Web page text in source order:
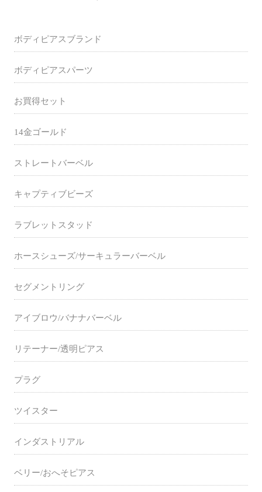
ボディピアスブランド
ボディピアスパーツ
お買得セット
14金ゴールド
ストレートバーベル
キャプティブビーズ
ラブレットスタッド
ホースシューズ/サーキュラーバーベル
セグメントリング
アイブロウ/バナナバーベル
リテーナー/透明ピアス
プラグ
ツイスター
インダストリアル
ベリー/おへそピアス